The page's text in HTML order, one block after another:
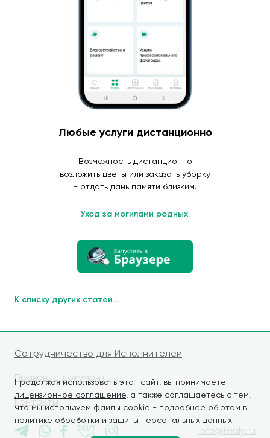
Продолжая использовать этот сайт, вы принимаете
лицензионное соглашение , а также соглашаетесь с тем,
что мы используем файлы cookie - подробнее об этом в
политике обработки и защиты персональных данных.
Любые услуги дистанционно
Возможность дистанционно
возложить цветы или заказать уборку
- отдать дань памяти близким.
Уход за могилами родных.
К списку других статей...
Сотрудничество для Исполнителей
Правовые документы
Контакты
info@iwaly.ru